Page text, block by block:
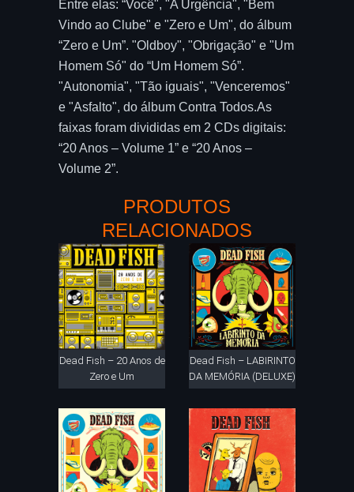
Entre elas: “Você", "A Urgência", "Bem
Vindo ao Clube" e "Zero e Um", do álbum
“Zero e Um”. "Oldboy", "Obrigação" e "Um
Homem Só" do “Um Homem Só”.
"Autonomia", "Tão iguais", "Venceremos"
e "Asfalto", do álbum Contra Todos.As
faixas foram divididas em 2 CDs digitais:
“20 Anos – Volume 1” e “20 Anos –
Volume 2”.
PRODUTOS
RELACIONADOS
Dead Fish – 20 Anos de
Zero e Um
Dead Fish – LABIRINTO
DA MEMÓRIA (DELUXE)